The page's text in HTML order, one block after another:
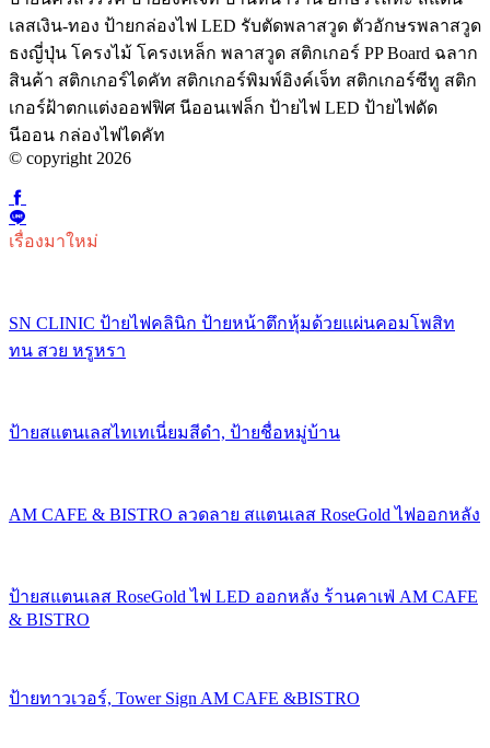
เลสเงิน-ทอง ป้ายกล่องไฟ LED รับตัดพลาสวูด ตัวอักษรพลาสวูด
ธงญี่ปุ่น โครงไม้ โครงเหล็ก พลาสวูด สติกเกอร์ PP Board ฉลาก
สินค้า สติกเกอร์ไดคัท สติกเกอร์พิมพ์อิงค์เจ็ท สติกเกอร์ซีทู สติก
เกอร์ฝ้าตกแต่งออฟฟิศ นีออนเฟล็ก ป้ายไฟ LED ป้ายไฟดัด
นีออน กล่องไฟไดคัท
© copyright 2026
เรื่องมาใหม่
SN CLINIC ป้ายไฟคลินิก ป้ายหน้าตึกหุ้มด้วยแผ่นคอมโพสิท
ทน สวย หรูหรา
ป้ายสแตนเลสไทเทเนี่ยมสีดำ, ป้ายชื่อหมู่บ้าน
AM CAFE & BISTRO ลวดลาย สแตนเลส RoseGold ไฟออกหลัง
ป้ายสแตนเลส RoseGold ไฟ LED ออกหลัง ร้านคาเฟ่ AM CAFE
& BISTRO
ป้ายทาวเวอร์, Tower Sign AM CAFE &BISTRO